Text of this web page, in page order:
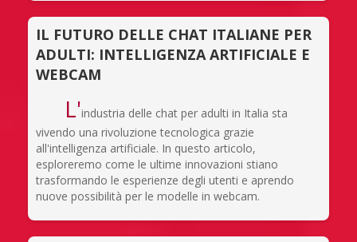
IL FUTURO DELLE CHAT ITALIANE PER
ADULTI: INTELLIGENZA ARTIFICIALE E
WEBCAM
L'industria delle chat per adulti in Italia sta
vivendo una rivoluzione tecnologica grazie
all'intelligenza artificiale. In questo articolo,
esploreremo come le ultime innovazioni stiano
trasformando le esperienze degli utenti e aprendo
nuove possibilità per le modelle in webcam.